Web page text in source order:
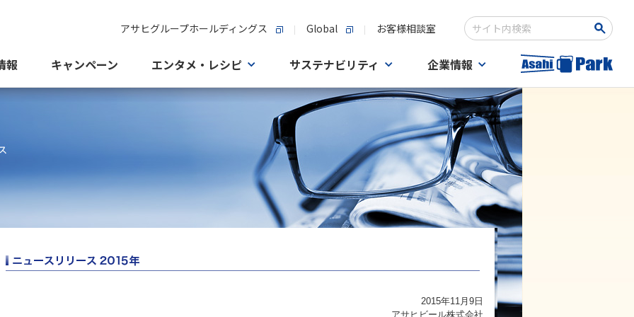
アサヒグループホールディングス Global お客様相談室 検索キーワード入力
報 キャンペーン エンタメ・レシピ サステナビリティ 企業情報
2015年11月9日
アサヒビール株式会社